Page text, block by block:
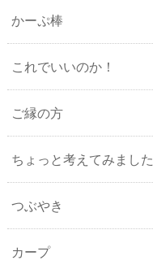
かーぷ棒
これでいいのか！
ご縁の方
ちょっと考えてみました
つぶやき
カープ